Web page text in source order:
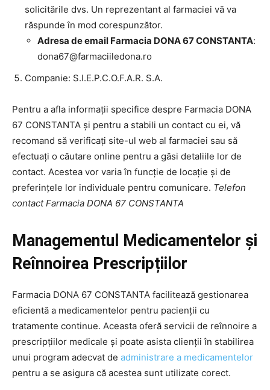
solicitările dvs. Un reprezentant al farmaciei vă va
răspunde în mod corespunzător.
Adresa de email Farmacia DONA 67 CONSTANTA:
dona67@farmaciiledona.ro
Companie: S.I.E.P.C.O.F.A.R. S.A.
Pentru a afla informații specifice despre Farmacia DONA
67 CONSTANTA și pentru a stabili un contact cu ei, vă
recomand să verificați site-ul web al farmaciei sau să
efectuați o căutare online pentru a găsi detaliile lor de
contact. Acestea vor varia în funcție de locație și de
preferințele lor individuale pentru comunicare. Telefon
contact Farmacia DONA 67 CONSTANTA
Managementul Medicamentelor și
Reînnoirea Prescripțiilor
Farmacia DONA 67 CONSTANTA facilitează gestionarea
eficientă a medicamentelor pentru pacienții cu
tratamente continue. Aceasta oferă servicii de reînnoire a
prescripțiilor medicale și poate asista clienții în stabilirea
unui program adecvat de administrare a medicamentelor
pentru a se asigura că acestea sunt utilizate corect.